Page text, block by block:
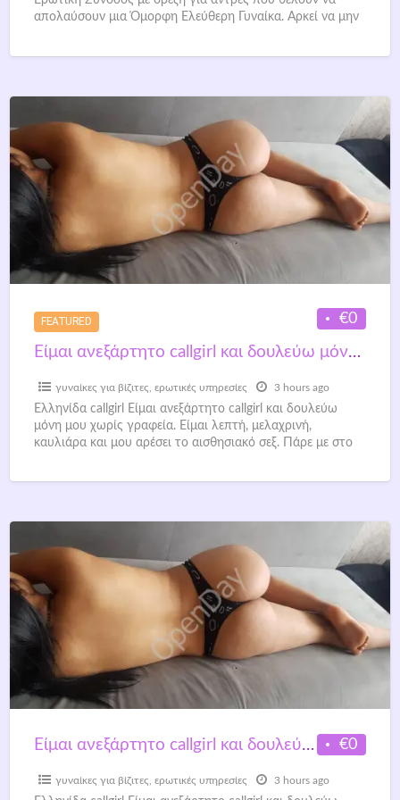
απολαύσουν μια Όμορφη Ελεύθερη Γυναίκα. Αρκεί να μην
FEATURED
€0
Είμαι ανεξάρτητο callgirl και δουλεύω μόνη μου χωρίς γραφεία.
γυναίκες για βίζιτες ερωτικές υπηρεσίες 3 hours ago
Ελληνίδα callgirl Είμαι ανεξάρτητο callgirl και δουλεύω
μόνη μου χωρίς γραφεία. Είμαι λεπτή, μελαχρινή,
καυλιάρα και μου αρέσει το αισθησιακό σεξ. Πάρε με στο
€0
Είμαι ανεξάρτητο callgirl και δουλεύω μόνη μου χωρίς γραφεία.
γυναίκες για βίζιτες ερωτικές υπηρεσίες 3 hours ago